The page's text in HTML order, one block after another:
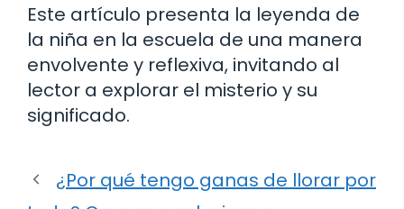
Este artículo presenta la leyenda de
la niña en la escuela de una manera
envolvente y reflexiva, invitando al
lector a explorar el misterio y su
significado.
¿Por qué tengo ganas de llorar por